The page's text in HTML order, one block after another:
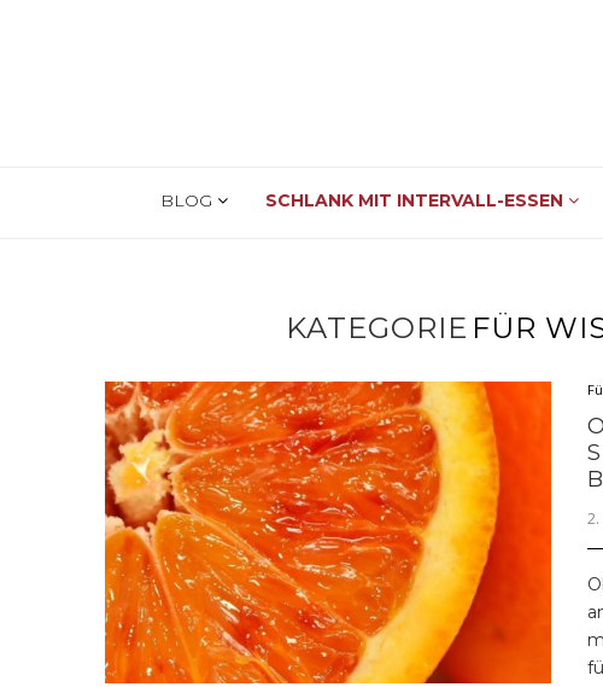
BLOG SCHLANK MIT INTERVALL-ESSEN
KATEGORIE FÜR